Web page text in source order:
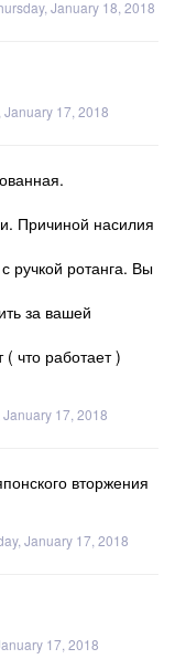
January 18, 2018
January 17, 2018
Причиной насилия
ручкой ротанга. Вы
за вашей
что работает )
17, 2018
вторжения
January 17, 2018
17, 2018